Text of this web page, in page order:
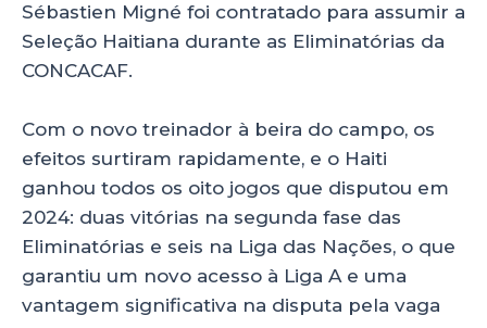
Sébastien Migné foi contratado para assumir a
Seleção Haitiana durante as Eliminatórias da
CONCACAF.
Com o novo treinador à beira do campo, os
efeitos surtiram rapidamente, e o Haiti
ganhou todos os oito jogos que disputou em
2024: duas vitórias na segunda fase das
Eliminatórias e seis na Liga das Nações, o que
garantiu um novo acesso à Liga A e uma
vantagem significativa na disputa pela vaga